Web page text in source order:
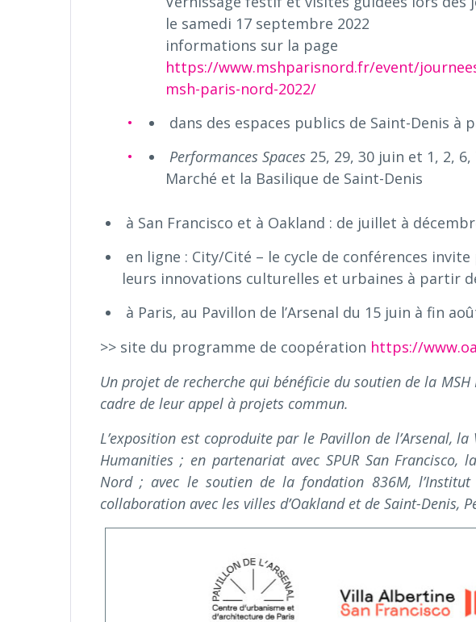
le samedi 17 septembre 2022
informations sur la page
https://www.mshparisnord.fr/event/
msh-paris-nord-2022/
dans des espaces publics de Saint-Denis à
Performances Spaces 25, 29, 30 juin et 1, 2,
Marché et la Basilique de Saint-Denis
à San Francisco et à Oakland : de juillet à
en ligne : City/Cité – le cycle de conférences
leurs innovations culturelles et urbaines à partir
à Paris, au Pavillon de l’Arsenal du 15 juin à fin
>> site du programme de coopération https://
Un projet de recherche qui bénéficie du soutien de la
cadre de leur appel à projets commun.
L’exposition est coproduite par le Pavillon de l’Arsenal,
Humanities ; en partenariat avec SPUR San Francisco,
Nord ; avec le soutien de la fondation 836M,
collaboration avec les villes d’Oakland et de Saint-Denis,